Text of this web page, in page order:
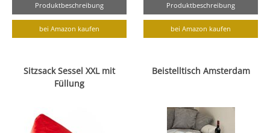
Produktbeschreibung
bei Amazon kaufen
Produktbeschreibung
bei Amazon kaufen
Sitzsack Sessel XXL mit
Füllung
Beistelltisch Amsterdam